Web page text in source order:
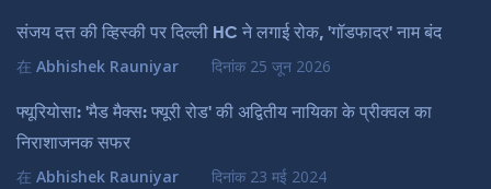
संजय दत्त की व्हिस्की पर दिल्ली HC ने लगाई रोक, 'गॉडफादर' नाम बंद
在 Abhishek Rauniyar दिनांक 25 जून 2026
फ्यूरियोसा: 'मैड मैक्स: फ्यूरी रोड' की अद्वितीय नायिका के प्रीक्वल का
निराशाजनक सफर
在 Abhishek Rauniyar दिनांक 23 मई 2024